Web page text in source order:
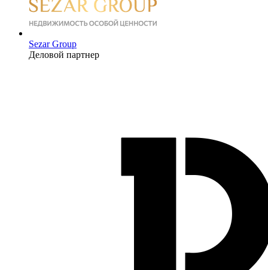
Sezar Group
Деловой партнер